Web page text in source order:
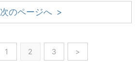
次のページへ >
1 2 3 >